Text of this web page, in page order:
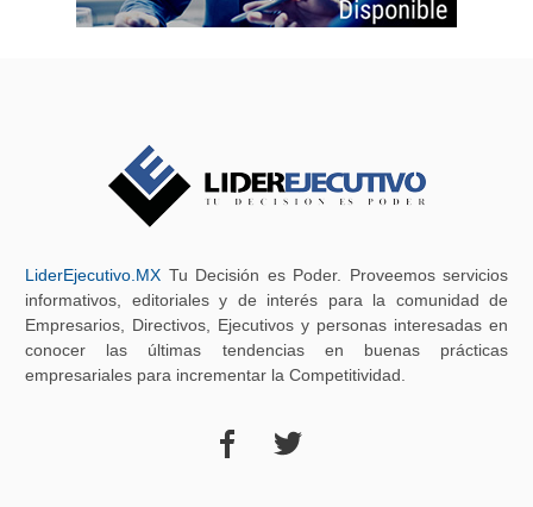
LiderEjecutivo.MX Tu Decisión es Poder. Proveemos servicios
informativos, editoriales y de interés para la comunidad de
Empresarios, Directivos, Ejecutivos y personas interesadas en
conocer las últimas tendencias en buenas prácticas
empresariales para incrementar la Competitividad.